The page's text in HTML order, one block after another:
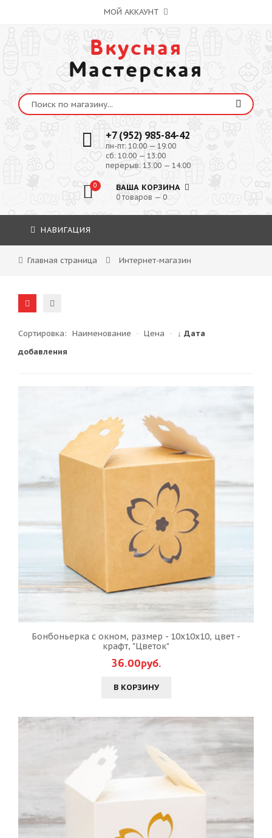
МОЙ АККАУНТ
Вкусная
Мастерская
+7 (952) 985-84-42
пн-пт: 10:00 — 19:00
сб: 10:00 — 13:00
перерыв: 13:00 — 14:00
0 ВАША КОРЗИНА
0 товаров — 0
НАВИГАЦИЯ
Главная страница Интернет-магазин
Сортировка: Наименование · Цена ·
↓ Дата
добавления
Бонбоньерка с окном, размер - 10х10х10, цвет -
крафт, "Цветок"
36.00руб.
В КОРЗИНУ